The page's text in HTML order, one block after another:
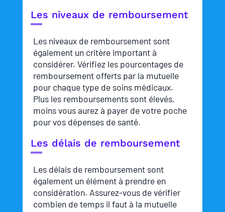
Les niveaux de remboursement
Les niveaux de remboursement sont
également un critère important à
considérer. Vérifiez les pourcentages de
remboursement offerts par la mutuelle
pour chaque type de soins médicaux.
Plus les remboursements sont élevés,
moins vous aurez à payer de votre poche
pour vos dépenses de santé.
Les délais de remboursement
Les délais de remboursement sont
également un élément à prendre en
considération. Assurez-vous de vérifier
combien de temps il faut à la mutuelle